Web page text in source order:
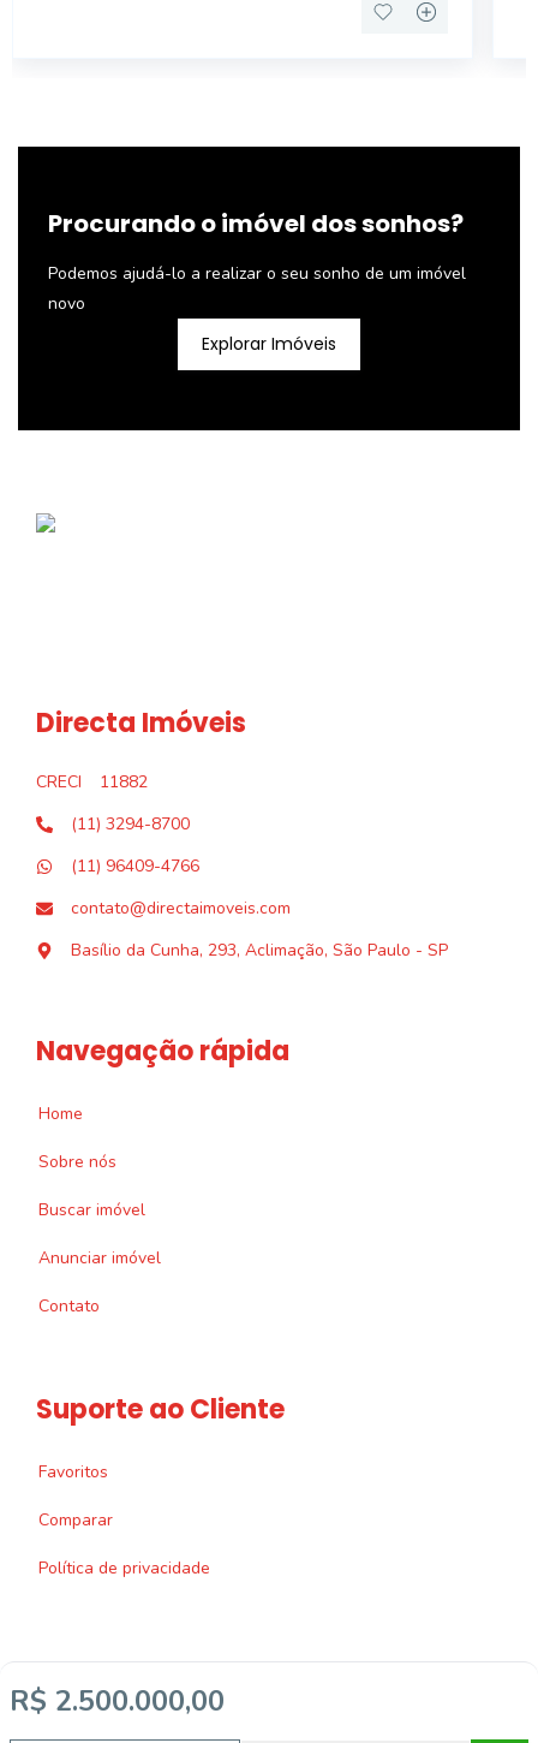
R$ 2.500.000,00
Procurando o imóvel dos sonhos?
Podemos ajudá-lo a realizar o seu sonho de um imóvel
novo
Explorar Imóveis
Directa Imóveis
CRECI
11882
(11) 3294-8700
(11) 96409-4766
contato@directaimoveis.com
Basílio da Cunha, 293, Aclimação, São Paulo - SP
Navegação rápida
Home
Sobre nós
Buscar imóvel
Anunciar imóvel
Contato
Suporte ao Cliente
Favoritos
Comparar
Política de privacidade
Imobiliária Certificada: